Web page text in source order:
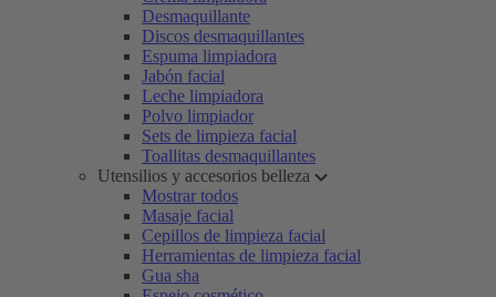
Desmaquillante
Discos desmaquillantes
Espuma limpiadora
Jabón facial
Leche limpiadora
Polvo limpiador
Sets de limpieza facial
Toallitas desmaquillantes
Utensilios y accesorios belleza
Mostrar todos
Masaje facial
Cepillos de limpieza facial
Herramientas de limpieza facial
Gua sha